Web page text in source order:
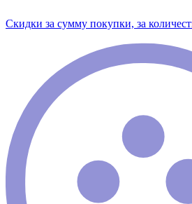
Скидки за сумму покупки, за